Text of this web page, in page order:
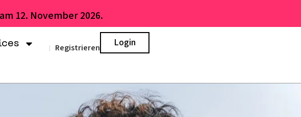
12. November 2026.
| Registrieren Login